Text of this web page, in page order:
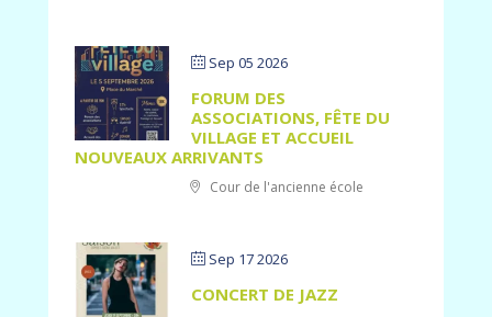
Sep 05 2026
FORUM DES
ASSOCIATIONS, FÊTE DU
VILLAGE ET ACCUEIL
NOUVEAUX ARRIVANTS
Cour de l'ancienne école
Sep 17 2026
CONCERT DE JAZZ